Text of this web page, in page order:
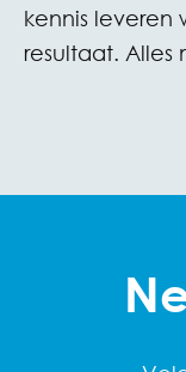
kennis leveren
resultaat.